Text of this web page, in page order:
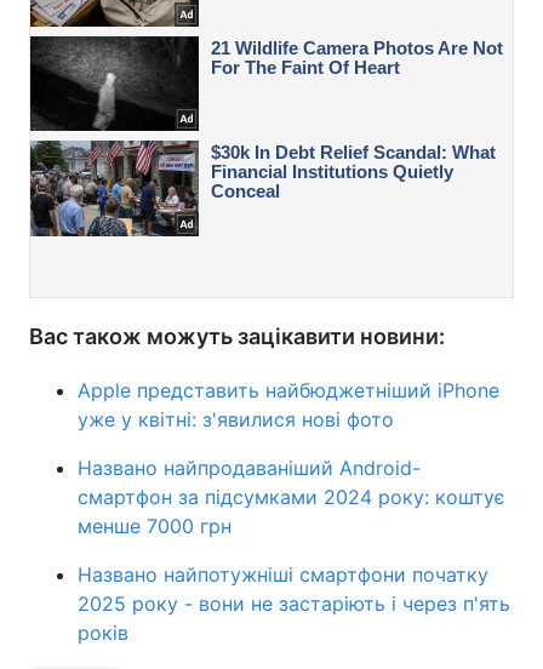
Вас також можуть зацікавити новини:
Apple представить найбюджетніший iPhone
уже у квітні: з'явилися нові фото
Названо найпродаваніший Android-
смартфон за підсумками 2024 року: коштує
менше 7000 грн
Названо найпотужніші смартфони початку
2025 року - вони не застаріють і через п'ять
років